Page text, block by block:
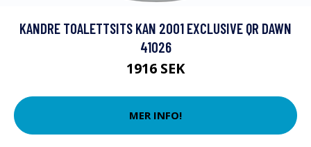
KANDRE TOALETTSITS KAN 2001 EXCLUSIVE QR DAWN
41026
1916 SEK
MER INFO!